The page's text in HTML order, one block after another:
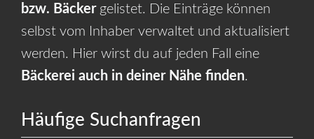
bzw. Bäckergelistet. Die Einträge können
selbst vom Inhaber verwaltet und aktualisiert
werden. Hier wirst du auf jeden Fall eine
Bäckerei auch in deiner Nähe finden.
Häufige Suchanfragen